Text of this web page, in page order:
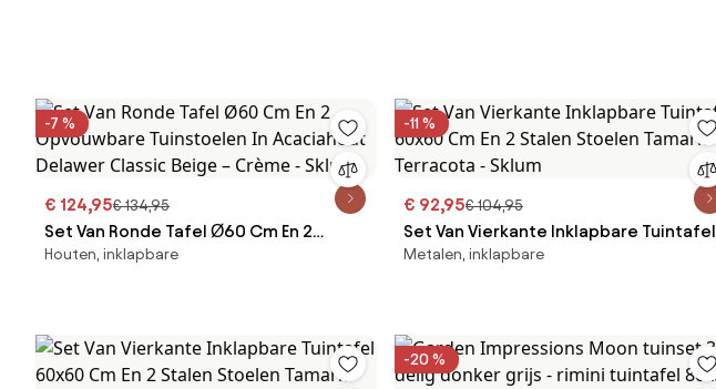
-7 %
€ 124,95€ 134,95
Set Van Ronde Tafel Ø60 Cm En 2
Opvouwbare Tuinstoelen In
Houten, inklapbare
-11 %
€ 92,95€ 104,95
Set Van Vierkante Inklapbare Tuintafel
60x60 Cm En 2 Stalen Stoelen Tamarit
Metalen, inklapbare
-20 %